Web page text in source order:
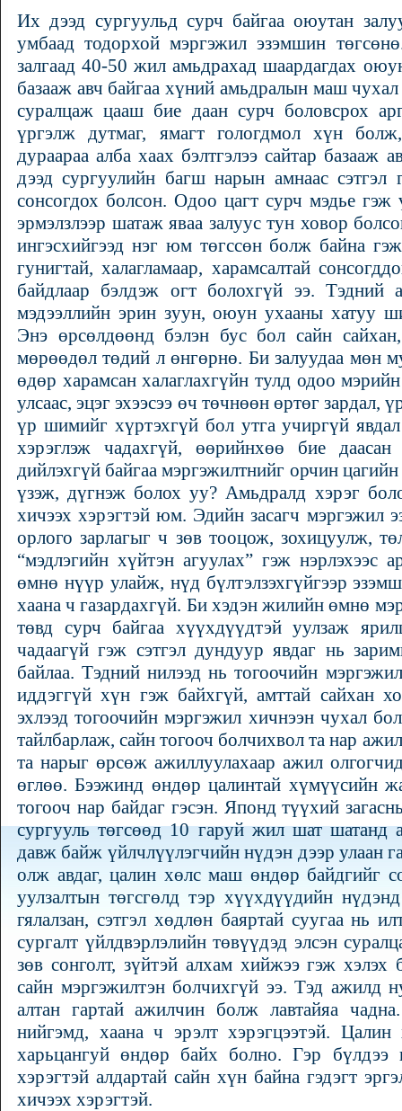
Их дээд сургуульд сурч байгаа оюутан
умбаад тодорхой мэргэжил эзэмшин
залгаад 40-50 жил амьдрахад шаардагдах
базааж авч байгаа хүний амьдралын маш
суралцаж цааш бие даан сурч боловсрох
үргэлж дутмаг, ямагт гологдмол хүн
дураараа алба хаах бэлтгэлээ сайтар базааж
дээд сургуулийн багш нарын амнаас сэтгэл
сонсогдох болсон. Одоо цагт сурч мэдье гэж
эрмэлзлээр шатаж яваа залуус тун ховор
ингэсхийгээд нэг юм төгссөн болж байна
гунигтай, халагламаар, харамсалтай
байдлаар бэлдэж огт болохгүй ээ. Тэдний
мэдээллийн эрин зуун, оюун ухааны хатуу
Энэ өрсөлдөөнд бэлэн бус бол сайн
мөрөөдөл төдий л өнгөрнө. Би залуудаа мөн
өдөр харамсан халаглахгүйн тулд одоо
улсаас, эцэг эхээсээ өч төчнөөн өртөг зардал,
үр шимийг хүртэхгүй бол утга учиргүй
хэрэглэж чадахгүй, өөрийнхөө бие
дийлэхгүй байгаа мэргэжилтнийг орчин
үзэж, дүгнэж болох уу? Амьдралд хэрэг
хичээх хэрэгтэй юм. Эдийн засагч мэргэжил
орлого зарлагыг ч зөв тооцож, зохицуулж,
“мэдлэгийн хүйтэн агуулах” гэж нэрлэхээс
өмнө нүүр улайж, нүд бүлтэлзэхгүйгээр
хаана ч газардахгүй. Би хэдэн жилийн өмнө
төвд сурч байгаа хүүхдүүдтэй уулзаж
чадаагүй гэж сэтгэл дундуур явдаг нь
байлаа. Тэдний нилээд нь тогоочийн
иддэггүй хүн гэж байхгүй, амттай сайхан
эхлээд тогоочийн мэргэжил хичнээн чухал
тайлбарлаж, сайн тогооч болчихвол та нар
та нарыг өрсөж ажиллуулахаар ажил
өглөө. Бээжинд өндөр цалинтай хүмүүсийн
тогооч нар байдаг гэсэн. Японд түүхий
сургууль төгсөөд 10 гаруй жил шат
давж байж үйлчлүүлэгчийн нүдэн дээр улаан
олж авдаг, цалин хөлс маш өндөр байдгийг
уулзалтын төгсгөлд тэр хүүхдүүдийн
гялалзан, сэтгэл хөдлөн баяртай суугаа нь
сургалт үйлдвэрлэлийн төвүүдэд элсэн
зөв сонголт, зүйтэй алхам хийжээ гэж
сайн мэргэжилтэн болчихгүй ээ. Тэд ажилд
алтан гартай ажилчин болж лавтайяа
нийгэмд, хаана ч эрэлт хэрэгцээтэй.
харьцангуй өндөр байх болно. Гэр бүлдээ
хэрэгтэй алдартай сайн хүн байна гэдэгт
хичээх хэрэгтэй.